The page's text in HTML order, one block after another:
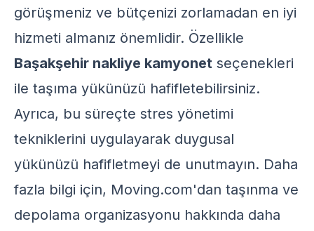
görüşmeniz ve bütçenizi zorlamadan en iyi
hizmeti almanız önemlidir. Özellikle
Başakşehir nakliye kamyonet seçenekleri
ile taşıma yükünüzü hafifletebilirsiniz.
Ayrıca, bu süreçte stres yönetimi
tekniklerini uygulayarak duygusal
yükünüzü hafifletmeyi de unutmayın. Daha
fazla bilgi için, Moving.com'dan taşınma ve
depolama organizasyonu hakkında daha